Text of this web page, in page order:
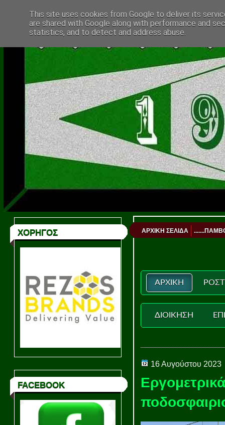
ΧΟΡΗΓΟΣ
FACEBOOK
ΑΡΧΙΚΗ ΣΕΛΙΔΑ
ΑΡΧΙΚΗ
ΔΙΟΙΚΗΣΗ
16 Αυγούστου 2023
This site uses cookies from Google to deliver its
are shared with Google along with performance and
statistics, and to detect and address abuse.